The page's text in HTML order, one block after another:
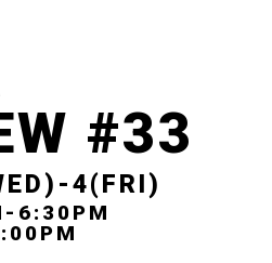
#33
4(FRI)
6:30PM